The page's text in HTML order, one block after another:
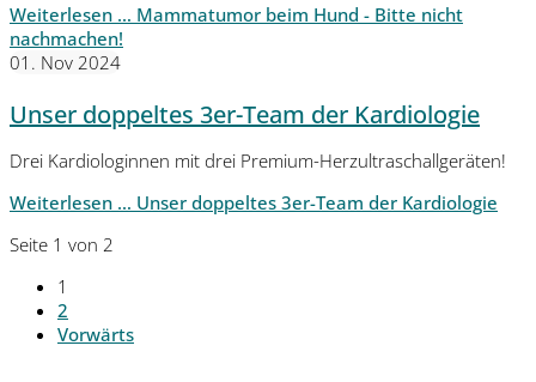
Weiterlesen … Mammatumor beim Hund - Bitte nicht
nachmachen!
01. Nov 2024
Unser doppeltes 3er-Team der Kardiologie
Drei Kardiologinnen mit drei Premium-Herzultraschallgeräten!
Weiterlesen … Unser doppeltes 3er-Team der Kardiologie
Seite 1 von 2
1
2
Vorwärts